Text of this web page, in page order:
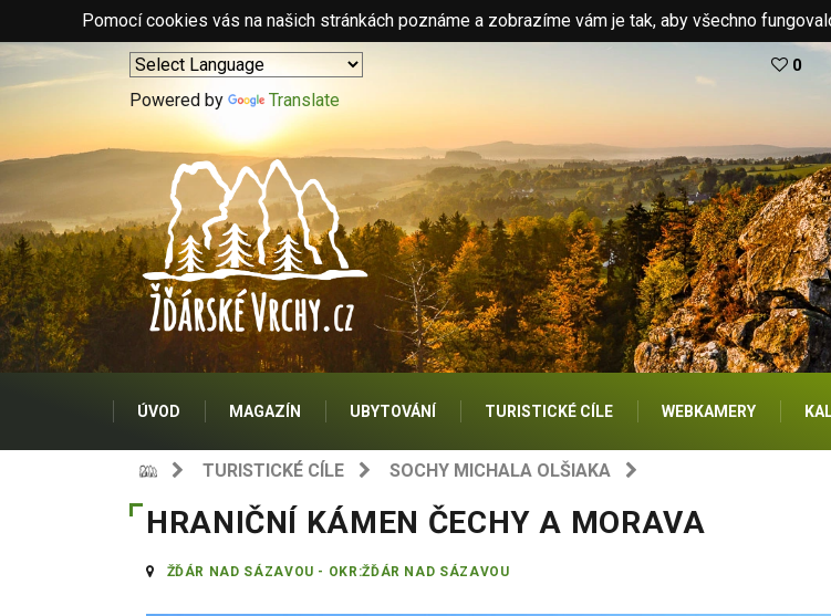
Pomocí cookies vás na našich stránkách poznáme a zobrazíme vám je tak, aby všechno
Powered by Translate
0
ÚVOD MAGAZÍN UBYTOVÁNÍ TURISTICKÉ CÍLE WEBKAMERY
TURISTICKÉ CÍLE SOCHY MICHALA OLŠIAKA
HRANIČNÍ KÁMEN ČECHY A MORAVA
ŽĎÁR NAD SÁZAVOU - OKR:ŽĎÁR NAD SÁZAVOU